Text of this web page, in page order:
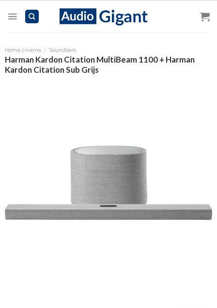
Home cinema / Soundbars
Harman Kardon Citation MultiBeam 1100 + Harman
Kardon Citation Sub Grijs